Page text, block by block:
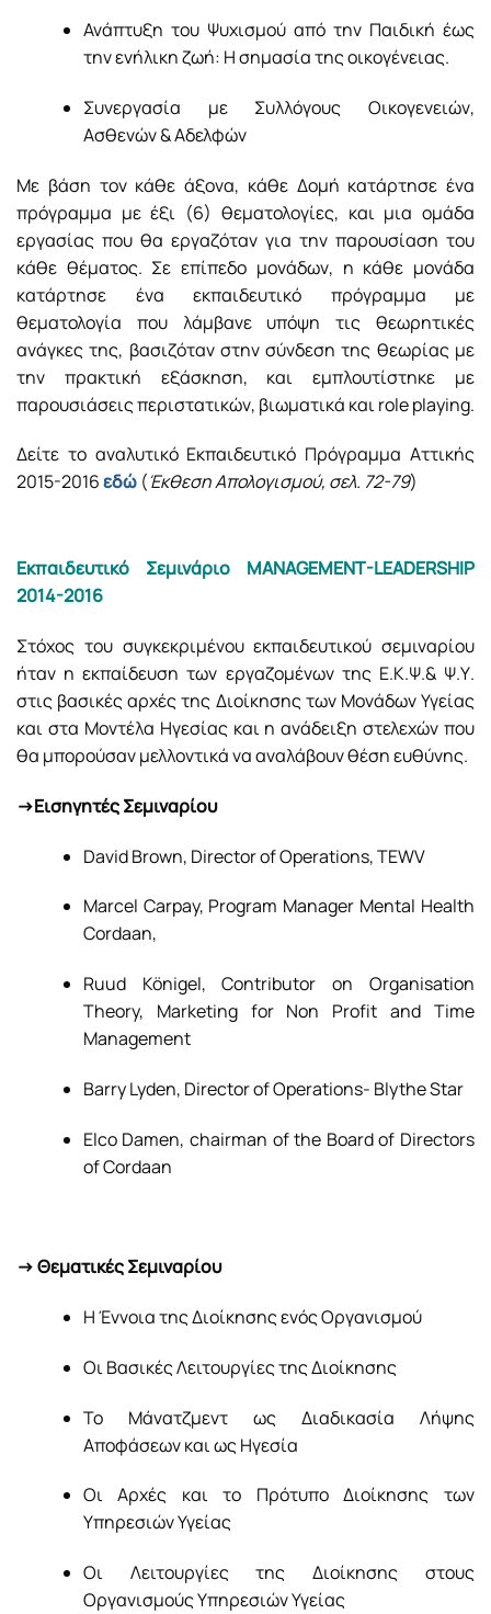
Ανάπτυξη του Ψυχισμού από την Παιδική έως
την ενήλικη ζωή: Η σημασία της οικογένειας.
Συνεργασία με Συλλόγους Οικογενειών,
Ασθενών & Αδελφών
Με βάση τον κάθε άξονα, κάθε Δομή κατάρτησε ένα
πρόγραμμα με έξι (6) θεματολογίες, και μια ομάδα
εργασίας που θα εργαζόταν για την παρουσίαση του
κάθε θέματος. Σε επίπεδο μονάδων, η κάθε μονάδα
κατάρτησε ένα εκπαιδευτικό πρόγραμμα με
θεματολογία που λάμβανε υπόψη τις θεωρητικές
ανάγκες της, βασιζόταν στην σύνδεση της θεωρίας με
την πρακτική εξάσκηση, και εμπλουτίστηκε με
παρουσιάσεις περιστατικών, βιωματικά και role playing.
Δείτε το αναλυτικό Εκπαιδευτικό Πρόγραμμα Αττικής
2015-2016εδώ (Έκθεση Απολογισμού, σελ. 72-79)
Εκπαιδευτικό Σεμινάριο MANAGEMENT-LEADERSHIP
2014-2016
Στόχος του συγκεκριμένου εκπαιδευτικού σεμιναρίου
ήταν η εκπαίδευση των εργαζομένων της Ε.Κ.Ψ.& Ψ.Υ.
στις βασικές αρχές της Διοίκησης των Μονάδων Υγείας
και στα Μοντέλα Ηγεσίας και η ανάδειξη στελεχών που
θα μπορούσαν μελλοντικά να αναλάβουν θέση ευθύνης.
->Εισηγητές Σεμιναρίου
David Brown, Director of Operations, TEWV
Marcel Carpay, Program Manager Mental Health
Cordaan,
Ruud Königel, Contributor on Organisation
Theory, Marketing for Non Profit and Time
Management
Barry Lyden, Director of Operations- Blythe Star
Elco Damen, chairman of the Board of Directors
of Cordaan
-> Θεματικές Σεμιναρίου
Η Έννοια της Διοίκησης ενός Οργανισμού
Οι Βασικές Λειτουργίες της Διοίκησης
Το Μάνατζμεντ ως Διαδικασία Λήψης
Αποφάσεων και ως Ηγεσία
Οι Αρχές και το Πρότυπο Διοίκησης των
Υπηρεσιών Υγείας
Οι Λειτουργίες της Διοίκησης στους
Οργανισμούς Υπηρεσιών Υγείας